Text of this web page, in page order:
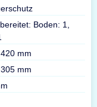
Boden: 1,
mm
mm